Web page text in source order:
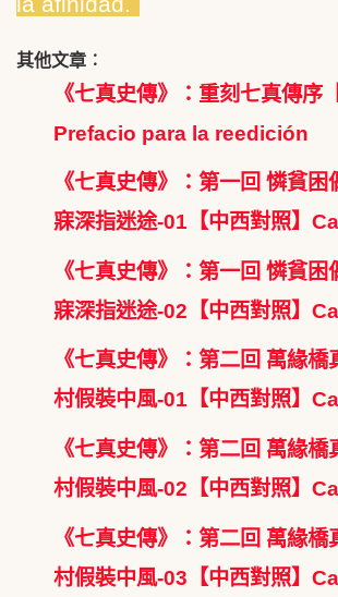
其他文章︰
《七真史傳》：重刻七真傳序
Prefacio para la reedición
《七真史傳》：第一回 憐貧
寐深指迷途-01【中西對照】
《七真史傳》：第一回 憐貧
寐深指迷途-02【中西對照】
《七真史傳》：第二回 萬緣
村假裝中風-01【中西對照】
《七真史傳》：第二回 萬緣
村假裝中風-02【中西對照】
《七真史傳》：第二回 萬緣
村假裝中風-03【中西對照】